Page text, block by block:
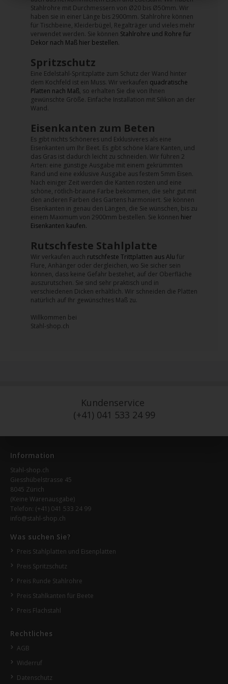
Stahlrohre mit Durchmessern von Ø20 bis Ø50mm. Wir
haben sie in einer Länge bis 2900mm. Stahlrohre können
für Tischbeine, Kleiderbügel, Regalträger und vieles mehr
verwendet werden. Sie können Stahlrohre und Rohre für
Dekor nach Maß hier bestellen.
Spritzschutz
Eine Edelstahl-Spritzplatte zum Schutz der Wand hinter
dem Kochfeld ist ein Muss. Wir verkaufen quadratische
Platten nach Maß, so erhalten Sie die von Ihnen
gewünschte Größe. Einfache Installation mit Silikon an der
Wand.
Eisenkanten zum Beten
Es gibt nichts Schöneres und Exklusiveres als eine
Eisenkanten um Ihr Beet. Es gibt schöne klare Kanten, und
das Gras ist dadurch leicht zu schneiden. Wir führen 2
Arten: eine günstige Ausgabe mit einem gekrümmten
Rand und eine exklusive Ausgabe aus festem 5mm Eisen.
Nach einiger Zeit werden die Kanten rosten und eine
schöne, rötlich-braune Farbe bekommen, die sehr gut mit
den anderen Farben des Gartens harmoniert. Sie können
Eisenkanten in genau den Längen, die Sie wünschen, bis zu
einem Maximum von 2900mm bestellen. Sie können hier
Eisenkanten kaufen.
Rutschfeste Stahlplatte
Wir verkaufen auch rutschfeste Trittplatten aus Alu für
Flure, Anhänger oder dergleichen, wo Sie sicher sein
können, dass keine Gefahr bestehet, auf der Oberfläche
auszurutschen. Sie sind sehr praktisch und in
verschiedenen Dicken erhältlich. Wir schneiden die Platten
natürlich auf Ihr gewünschtes Maß zu.
Willkommen bei
Stahl-shop.ch
Kundenservice
(+41) 041 533 24 99
Information
Stahl-shop.ch
Giesshübelstrasse 45
8045 Zürich
(Keine Warenausgabe)
Telefon: (+41) 041 533 24 99
info@stahl-shop.ch
Was suchen Sie?
Preis Stahlplatten und Eisenplatten
Preis Spritzschutz
Preis Runde Stahlrohre
Preis Stahlkanten für Beete
Preis Flachstahl
Rechtliches
AGB
Widerruf
Datenschutz